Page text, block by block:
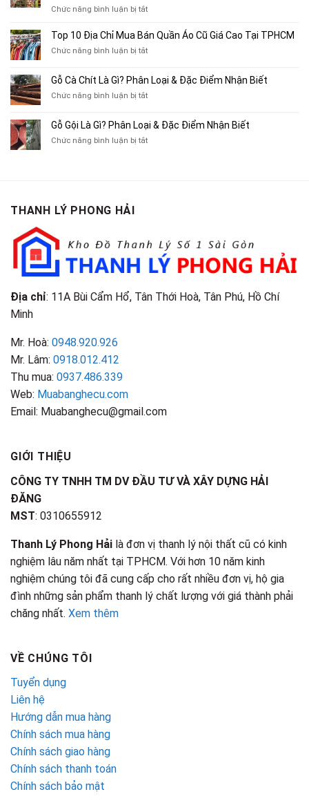
Chuyên
Bán
Xe
Cũ,
Xe
Cũ
TP.HCM
Chức năng bình luận bị tắtở
10
Thu
Sách
Tạp
Chí
Top 10 Địa Chỉ Mua Bán Quần Áo Cũ Giá Cao Tại TPHCM
Chức năng bình luận bị tắtở
Địa
Chỉ
Bán
Áo
Gỗ Cà Chít Là Gì? Phân Loại & Đặc Điểm Nhận Biết
Chức năng bình luận bị tắtở
Chít
Là
Gỗ Gội Là Gì? Phân Loại & Đặc Điểm Nhận Biết
Chức năng bình luận bị tắtở
Điểm
Nhận
Biết
THANH LÝ PHONG HẢI
Địa chỉ: 11A Bùi Cẩm Hổ, Tân Thới Hoà, Tân Phú, Hồ Chí
Minh
Mr. Hoà: 0948.920.926
Mr. Lâm: 0918.012.412
Thu mua: 0937.486.339
Web: Muabanghecu.com
Email: Muabanghecu@gmail.com
GIỚI THIỆU
CÔNG TY TNHH TM DV ĐẦU TƯ VÀ XÂY DỰNG HẢI
ĐĂNG
MST: 0310655912
Thanh Lý Phong Hải là đơn vị thanh lý nội thất cũ có kinh
nghiệm lâu năm nhất tại TPHCM. Với hơn 10 năm kinh
nghiệm chúng tôi đã cung cấp cho rất nhiều đơn vị, hộ gia
đình những sản phẩm thanh lý chất lượng với giá thành phải
chăng nhất. Xem thêm
VỀ CHÚNG TÔI
Tuyển dụng
Liên hệ
Hướng dẫn mua hàng
Chính sách mua hàng
Chính sách giao hàng
Chính sách thanh toán
Chính sách bảo mật